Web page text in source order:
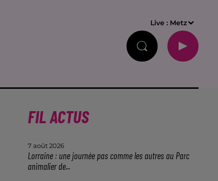
Live : Metz
FIL ACTUS
7 août 2026
Lorraine : une journée pas comme les autres au Parc
animalier de...